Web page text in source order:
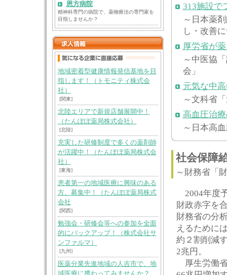
恩方病院
精神科専門の病院で、薬物療法の専門家を
目指しませんか？
地域密着型健康情報発信基地を目
指します！（トモニティ株式会
社）
[関東]
北陸エリアで新規店舗展開中！
（たんぽぽ薬局株式会社）
[北陸]
充実した研修制度で多くの薬剤師
が活躍中！（たんぽぽ薬局株式会
社）
[東海]
患者第一の地域医療に興味のある
方、募集中！（たんぽぽ薬局株式
会社
[関西]
勉強会・研修会等への参加を全面
的にバックアップ！（株式会社サ
ンファルマ）
[九州]
医薬分業先進地域の人吉市で、地
域医療に携わってみませんか？
313施設で
～日本薬
し・改善
厚労省が
～中医協
会」
元気な中
～文科省
高血圧治
～日本高
社会保障
～財務省「
2004年度
財政赤字を
財務省の分
えるために
約２割削減
2兆円。
厚生労働省